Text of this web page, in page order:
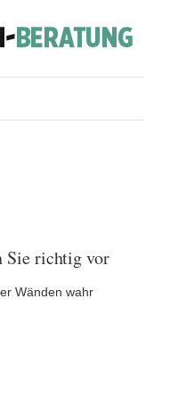
Sie richtig vor
Wänden wahr